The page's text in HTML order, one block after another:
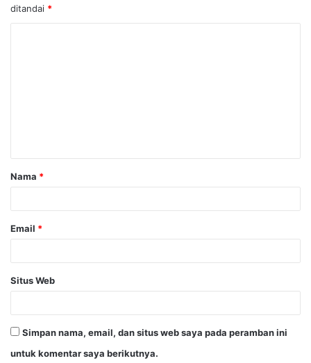
ditandai *
a
r
Nama *
Email *
Situs Web
Simpan nama, email, dan situs web saya pada peramban ini
untuk komentar saya berikutnya.